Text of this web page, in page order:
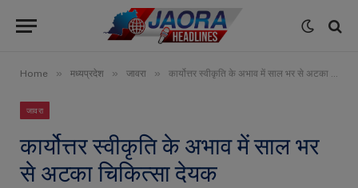
Home » मध्यप्रदेश » जावरा » कार्योत्तर स्वीकृति के अभाव में साल भर से अटका चिकित्सा देयक
जावरा
कार्योत्तर स्वीकृति के अभाव में साल भर
से अटका चिकित्सा देयक